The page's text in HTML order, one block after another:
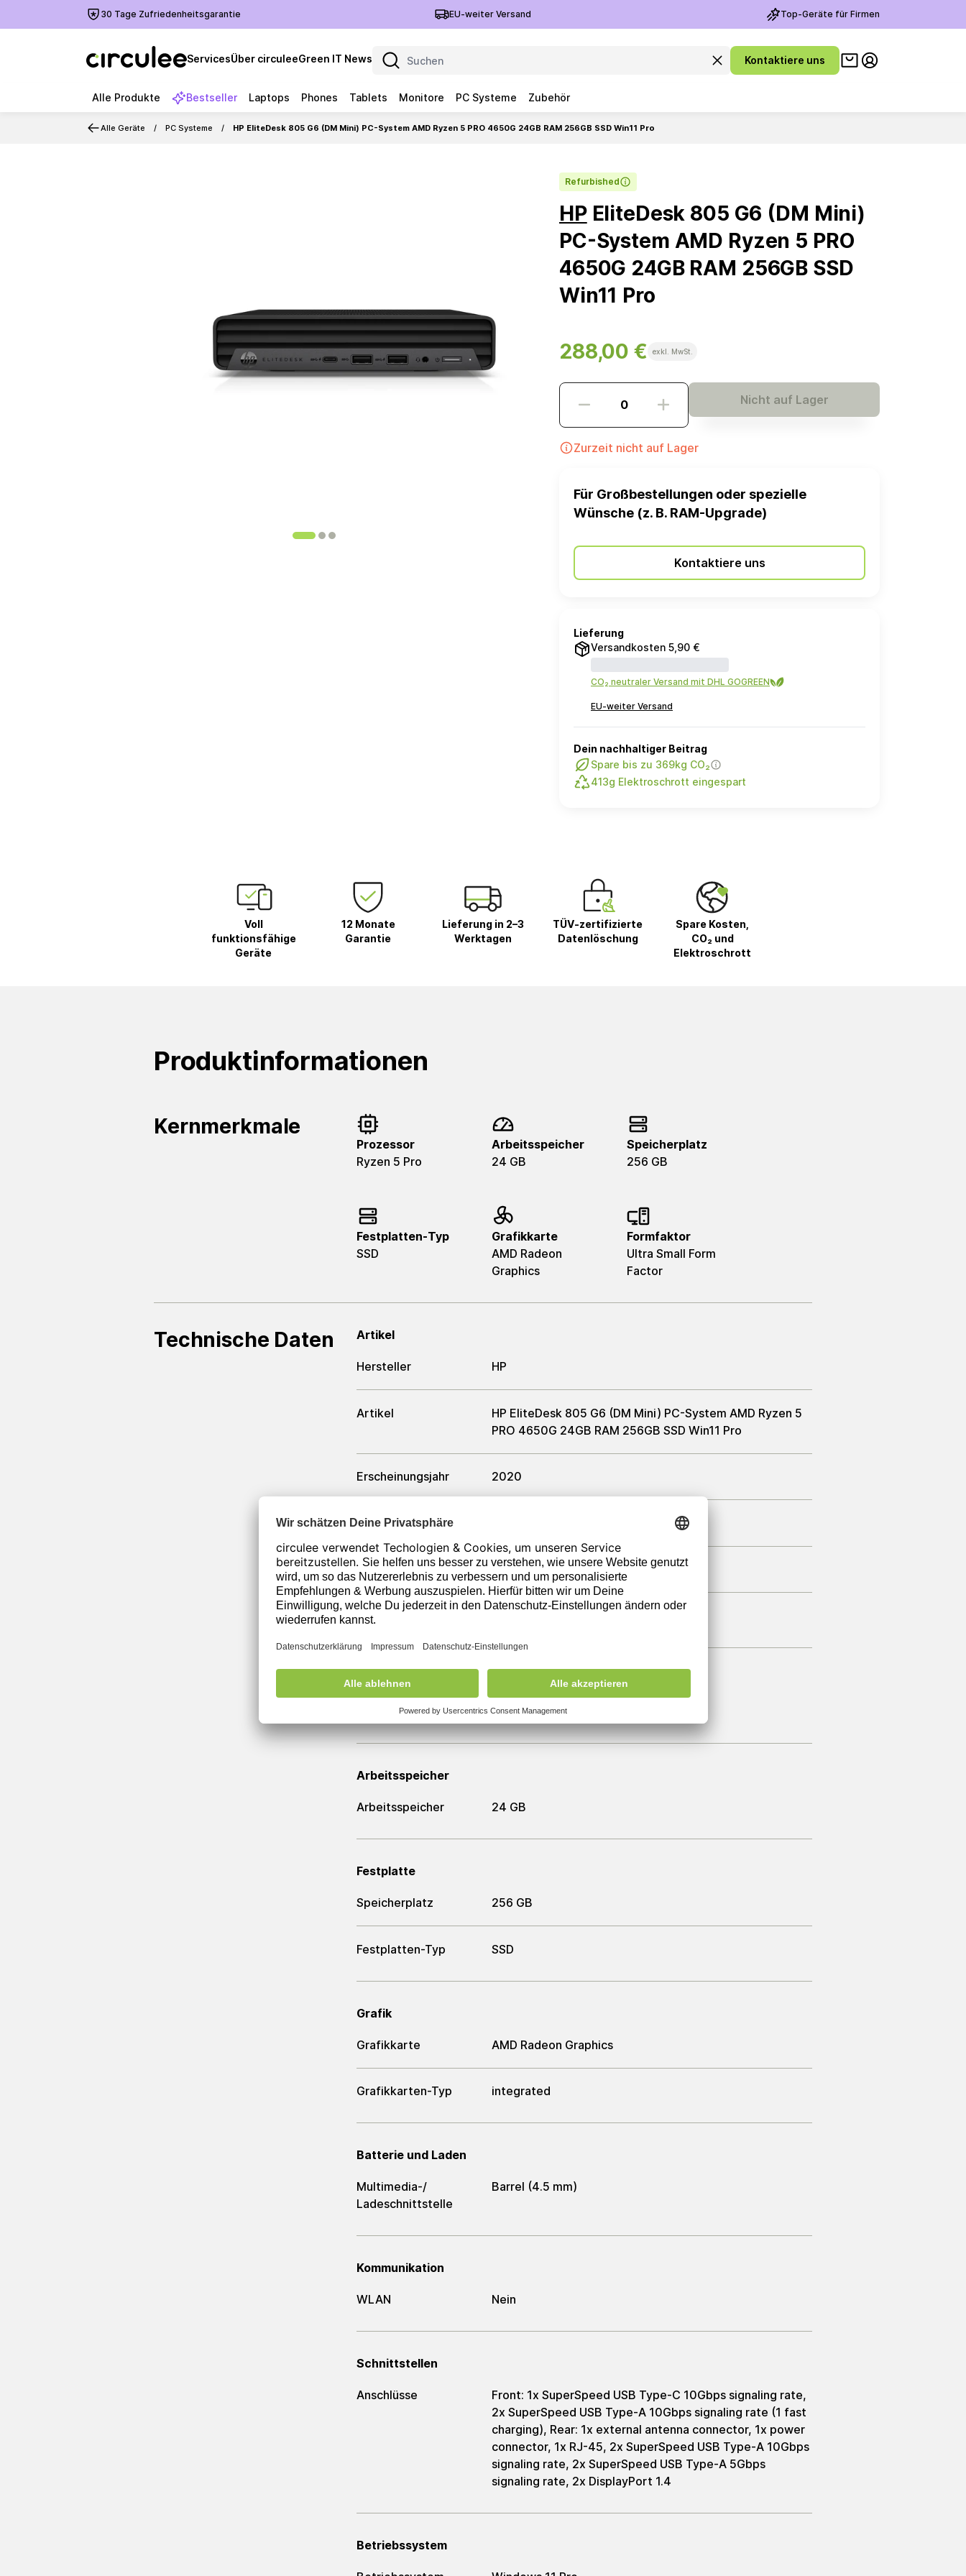
30 Tage Zufriedenheitsgarantie EU-weiter Versand Top-Geräte für Firmen
ServicesÜber circuleeGreen IT News Suchanfrage leeren
Kontaktiere uns
Warenkorb ansehen
Alle Produkte Bestseller Laptops Phones Tablets Monitore PC Systeme Zubehör
Alle Geräte PC Systeme HP EliteDesk 805 G6 (DM Mini) PC-System AMD Ryzen 5 PRO 4650G 24GB RAM 256GB SSD Win11 Pro
Refurbished
HPEliteDesk 805 G6 (DM Mini)
PC-System AMD Ryzen 5 PRO
4650G 24GB RAM 256GB SSD
Win11 Pro
288,00 € exkl. MwSt.
Nicht auf Lager
Zurzeit nicht auf Lager
Für Großbestellungen oder spezielle
Wünsche (z. B. RAM-Upgrade)
Kontaktiere uns
Lieferung
Versandkosten 5,90 €
CO₂ neutraler Versand mit DHL GOGREEN
EU-weiter Versand
Dein nachhaltiger Beitrag
Spare bis zu 369kg CO₂
413g Elektroschrott eingespart
Voll
funktionsfähige
Geräte
12 Monate
Garantie
Lieferung in 2–3
Werktagen
TÜV-zertifizierte
Datenlöschung
Spare Kosten,
CO₂ und
Elektroschrott
Produktinformationen
Kernmerkmale
Prozessor
Ryzen 5 Pro
Arbeitsspeicher
24 GB
Speicherplatz
256 GB
Festplatten-Typ
SSD
Grafikkarte
AMD Radeon
Graphics
Formfaktor
Ultra Small Form
Factor
Technische Daten Artikel
Hersteller HP
Artikel
HP EliteDesk 805 G6 (DM Mini) PC-System AMD Ryzen 5
PRO 4650G 24GB RAM 256GB SSD Win11 Pro
Erscheinungsjahr 2020
Zustand
Formfaktor Ultra Small Form Factor
Farbe
Prozessor
Prozessor AMD Ryzen 5 PRO 4650G
Arbeitsspeicher
Arbeitsspeicher 24 GB
Festplatte
Speicherplatz 256 GB
Festplatten-Typ SSD
Grafik
Grafikkarte AMD Radeon Graphics
Grafikkarten-Typ integrated
Batterie und Laden
Multimedia-/​
Ladeschnittstelle
Barrel (4.5 mm)
Kommunikation
WLAN Nein
Schnittstellen
Anschlüsse
Front: 1x SuperSpeed USB Type-C 10Gbps signaling rate,
2x SuperSpeed USB Type-A 10Gbps signaling rate (1 fast
charging), Rear: 1x external antenna connector, 1x power
connector, 1x RJ-45, 2x SuperSpeed USB Type-A 10Gbps
signaling rate, 2x SuperSpeed USB Type-A 5Gbps
signaling rate, 2x DisplayPort 1.4
Betriebssystem